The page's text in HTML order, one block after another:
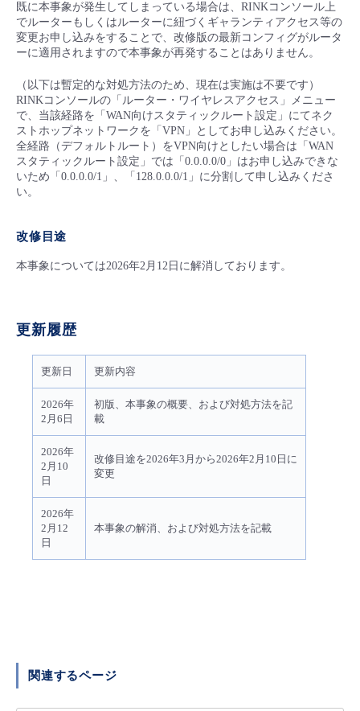
- Flexible InterConnect
- Flexible Remote Access
- vUTM2
既に本事象が発生してしまっている場合は、RINKコンソール上
でルーターもしくはルーターに紐づくギャランティアクセス等の
変更お申し込みをすることで、改修版の最新コンフィグがルータ
ーに適用されますので本事象が再発することはありません。
（以下は暫定的な対処方法のため、現在は実施は不要です）
RINKコンソールの「ルーター・ワイヤレスアクセス」メニュー
で、当該経路を「WAN向けスタティックルート設定」にてネク
ストホップネットワークを「VPN」としてお申し込みください。
全経路（デフォルトルート）をVPN向けとしたい場合は「WAN
スタティックルート設定」では「0.0.0.0/0」はお申し込みできな
いため「0.0.0.0/1」、「128.0.0.0/1」に分割して申し込みくださ
い。
改修目途
本事象については2026年2月12日に解消しております。
更新履歴
更新日 更新内容
2026年
2月6日
初版、本事象の概要、および対処方法を記
載
2026年
2月10
日
改修目途を2026年3月から2026年2月10日に
変更
2026年
2月12
日
本事象の解消、および対処方法を記載
関連するページ